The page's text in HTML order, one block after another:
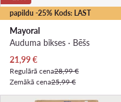
papildu -25% Kods: LAST
Mayoral
Auduma bikses · Bēšs
Pašreizējā cena
21,99€
Regulārā cena28,99 €
Zemākā cena25,99 €